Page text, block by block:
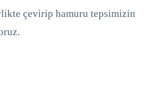
çevirip hamuru tepsimizin